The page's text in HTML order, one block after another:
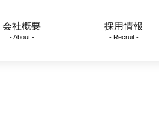
会社概要
- About -
採用情報
- Recruit -